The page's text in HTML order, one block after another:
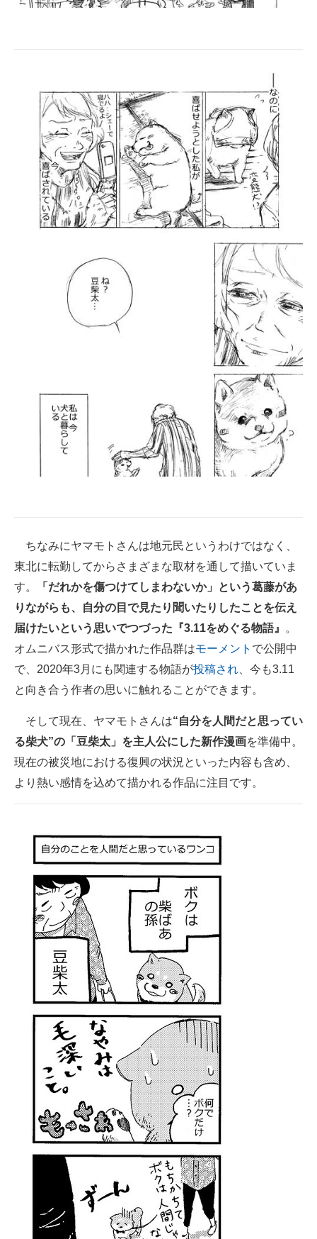
ちなみにヤマモトさんは地元民というわけではなく、
東北に転勤してからさまざまな取材を通して描いていま
す。
「だれかを傷つけてしまわないか」という葛藤があ
りながらも、自分の目で見たり聞いたりしたことを伝え
届けたいという思いでつづった『3.11をめぐる物語』
。
オムニバス形式で描かれた作品群はモーメント で公開中
で、2020年3月にも関連する物語が投稿され 、今も3.11
と向き合う作者の思いに触れることができます。
そして現在、ヤマモトさんは“自分を人間だと思ってい
る柴犬”の「豆柴太」を主人公にした新作漫画を準備中。
現在の被災地における復興の状況といった内容も含め、
より熱い感情を込めて描かれる作品に注目です。